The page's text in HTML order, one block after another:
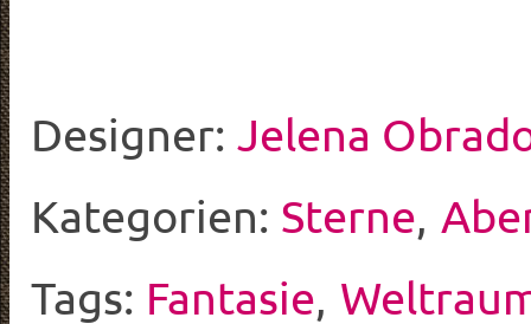
Designer: Jelena
Kategorien: Sterne,
Tags: Fantasie,